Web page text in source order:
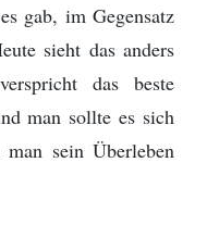
gab, im Gegensatz
sieht das anders
das beste
man sollte es sich
sein Überleben